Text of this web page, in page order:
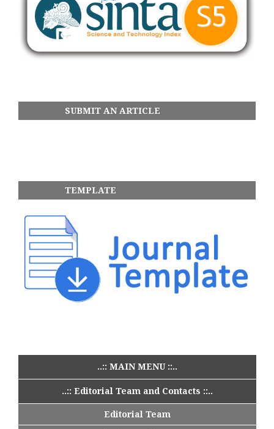
SUBMIT AN ARTICLE
TEMPLATE
..:: MAIN MENU ::..
..:: Editorial Team and Contacts ::..
Editorial Team